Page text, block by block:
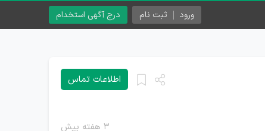
درج آگهی استخدام ورود ثبت نام
۳ هفته پیش
اطلاعات تماس